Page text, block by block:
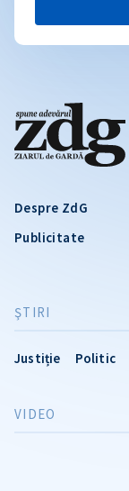
Despre ZdG
Publicitate
ŞTIRI
Justiție Politic
VIDEO